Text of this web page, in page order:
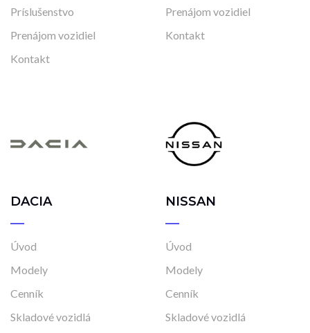
Príslušenstvo
Prenájom vozidiel
Kontakt
Prenájom vozidiel
Kontakt
DACIA
Úvod
Modely
Cenník
Skladové vozidlá
NISSAN
Úvod
Modely
Cenník
Skladové vozidlá